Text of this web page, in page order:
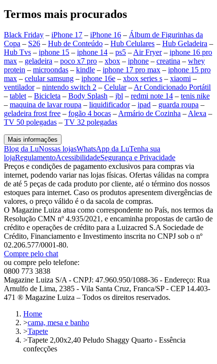
Termos mais procurados
Black Friday – iPhone 17 – iPhone 16 – Álbum de Figurinhas da
Copa – S26 – Hub de Conteúdo – Hub Celulares – Hub Geladeira –
Hub Tvs – iphone 15 – iphone 14 – ps5 – Air Fryer– iphone 16 pro
max – geladeira – poco x7 pro – xbox – iphone – creatina – whey
protein – microondas – kindle – iphone 17 pro max – iphone 15 pro
max – celular samsung – iphone 16e – xbox series s – xiaomi –
ventilador– nintendo switch 2 – Celular– Ar Condicionado Portátil
– tablet – Bicicleta – Body Splash – jbl – redmi note 14 – tenis nike
– maquina de lavar roupa – liquidificador– ipad – guarda roupa –
geladeira frost free – fogão 4 bocas – Armário de Cozinha – Alexa –
TV 50 polegadas – TV 32 polegadas
Mais informações
Blog da LuNossas lojasWhatsApp da LuTenha sua
lojaRegulamentoAcessibilidadeSegurança e Privacidade
Preços e condições de pagamento exclusivos para compras via
internet, podendo variar nas lojas físicas. Ofertas válidas na compra
de até 5 peças de cada produto por cliente, até o término dos nossos
estoques para internet. Caso os produtos apresentem divergências de
valores, o preço válido é o da sacola de compras.
O Magazine Luiza atua como correspondente no País, nos termos da
Resolução CMN nº 4.935/2021, e encaminha propostas de cartão de
crédito e operações de crédito para a Luizacred S.A Sociedade de
Crédito, Financiamento e Investimento inscrita no CNPJ sob o nº
02.206.577/0001-80.
Compre pelo chat
ou compre pelo telefone:
0800 773 3838
Magazine Luiza S/A - CNPJ: 47.960.950/1088-36 - Endereço: Rua
Arnulfo de Lima, 2385 - Vila Santa Cruz, Franca/SP - CEP 14.403-
471 ® Magazine Luiza – Todos os direitos reservados.
Home
>cama, mesa e banho
>Tapete
>Tapete 2,00x2,40 Peludo Shaggy Quarto - Essência
confecções